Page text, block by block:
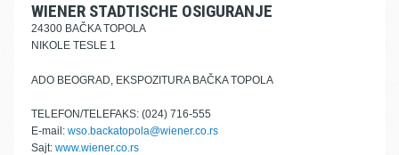
WIENER STADTISCHE OSIGURANJE
24300 BAČKA TOPOLA
NIKOLE TESLE 1
ADO BEOGRAD, EKSPOZITURA BAČKA TOPOLA
TELEFON/TELEFAKS: (024) 716-555
E-mail: wso.backatopola@wiener.co.rs
Sajt: www.wiener.co.rs